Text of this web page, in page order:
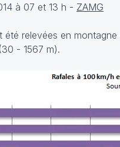
à 07 et 13 h - ZAMG
relevées en
- 1567 m).